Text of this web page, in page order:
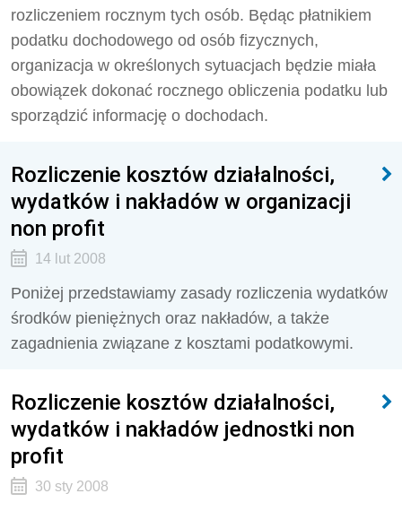
rozliczeniem rocznym tych osób. Będąc płatnikiem
podatku dochodowego od osób fizycznych,
organizacja w określonych sytuacjach będzie miała
obowiązek dokonać rocznego obliczenia podatku lub
sporządzić informację o dochodach.
Rozliczenie kosztów działalności,
wydatków i nakładów w organizacji
non profit
14 lut 2008
Poniżej przedstawiamy zasady rozliczenia wydatków
środków pieniężnych oraz nakładów, a także
zagadnienia związane z kosztami podatkowymi.
Rozliczenie kosztów działalności,
wydatków i nakładów jednostki non
profit
30 sty 2008